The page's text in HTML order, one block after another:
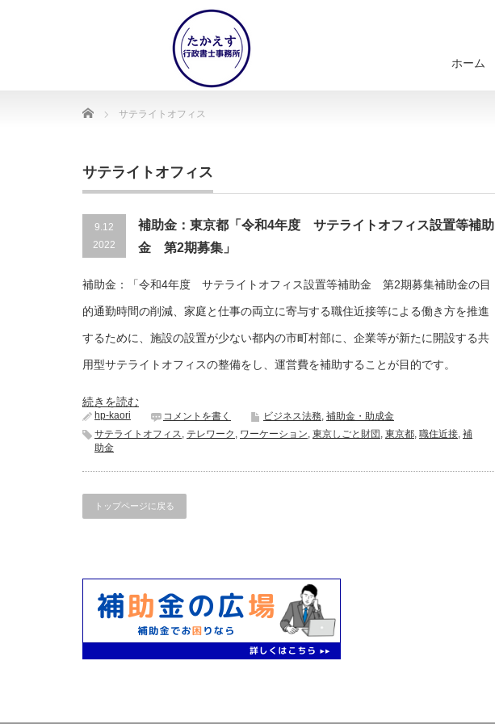
ホーム
Home サテライトオフィス
サテライトオフィス
9.12
2022
補助金：東京都「令和4年度 サテライトオフィス設置等補助
金 第2期募集」
補助金：「令和4年度 サテライトオフィス設置等補助金 第2期募集補助金の目
的通勤時間の削減、家庭と仕事の両立に寄与する職住近接等による働き方を推進
するために、施設の設置が少ない都内の市町村部に、企業等が新たに開設する共
用型サテライトオフィスの整備をし、運営費を補助することが目的です。
続きを読む
hp-kaori コメントを書く ビジネス法務, 補助金・助成金
サテライトオフィス, テレワーク , ワーケーション, 東京しごと財団 , 東京都, 職住近接, 補
助金
トップページに戻る